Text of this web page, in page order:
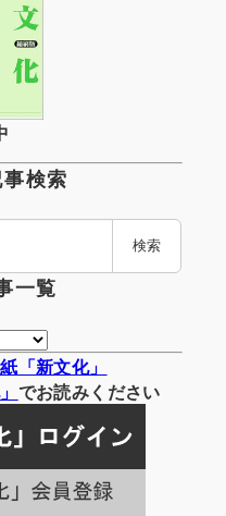
検索
検索
一覧
「新文化」
でお読みください